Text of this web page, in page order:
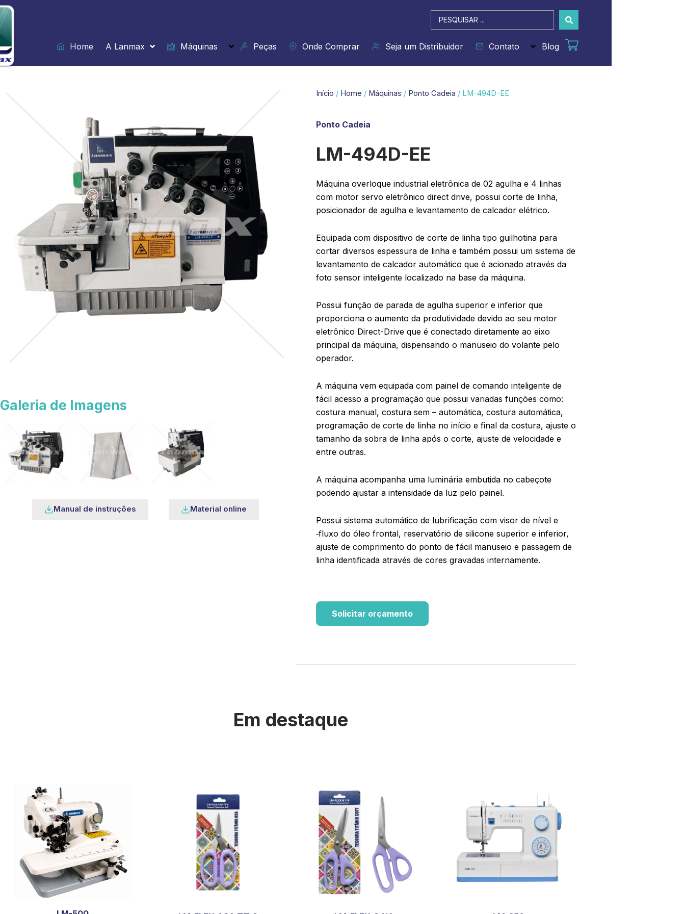
Ir
para
o
conteúdo
Pesquisar
...
Home
A Lanmax Máquinas Peças Onde Comprar Seja um Distribuidor Contato Blog
Galeria de Imagens
Manual de instruções Material online
Início / Home / Máquinas / Ponto Cadeia / LM-494D-EE
Ponto Cadeia
LM-494D-EE
Máquina overloque industrial eletrônica de 02 agulha e 4 linhas
com motor servo eletrônico direct drive, possui corte de linha,
posicionador de agulha e levantamento de calcador elétrico.
Equipada com dispositivo de corte de linha tipo guilhotina para
cortar diversos espessura de linha e também possui um sistema de
levantamento de calcador automático que é acionado através da
foto sensor inteligente localizado na base da máquina.
Possui função de parada de agulha superior e inferior que
proporciona o aumento da produtividade devido ao seu motor
eletrônico Direct-Drive que é conectado diretamente ao eixo
principal da máquina, dispensando o manuseio do volante pelo
operador.
A máquina vem equipada com painel de comando inteligente de
fácil acesso a programação que possui variadas funções como:
costura manual, costura sem – automática, costura automática,
programação de corte de linha no início e final da costura, ajuste o
tamanho da sobra de linha após o corte, ajuste de velocidade e
entre outras.
A máquina acompanha uma luminária embutida no cabeçote
podendo ajustar a intensidade da luz pelo painel.
Possui sistema automático de lubri­ficação com visor de nível e
‑fluxo do óleo frontal, reservatório de silicone superior e inferior,
ajuste de comprimento do ponto de fácil manuseio e passagem de
linha identi­ficada através de cores gravadas internamente.
Solicitar orçamento
Em destaque